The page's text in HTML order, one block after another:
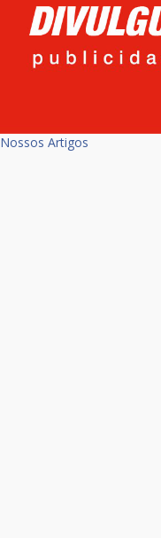
Nossos Artigos